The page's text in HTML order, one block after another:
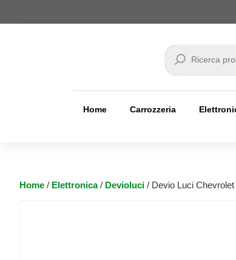
Cerca
Home Carrozzeria
Home / Elettronica/ Devioluci / Devio Luci